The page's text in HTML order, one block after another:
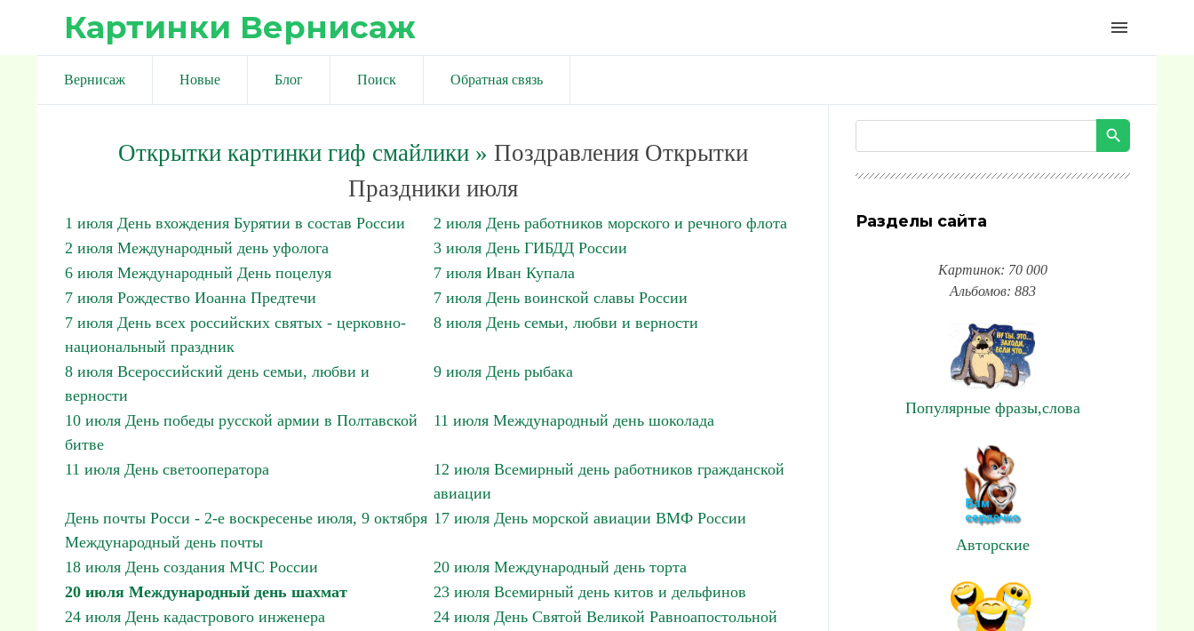
Картинки Вернисаж menu
Вернисаж Новые Блог Поиск Обратная связь
Открытки картинки гиф смайлики» Поздравления Открытки
Праздники июля
1 июля День вхождения Бурятии в состав России
2 июля День работников морского и речного флота
2 июля Международный день уфолога
3 июля День ГИБДД России
6 июля Международный День поцелуя
7 июля Иван Купала
7 июля Рождество Иоанна Предтечи
7 июля День воинской славы России
7 июля День всех российских святых - церковно-
национальный праздник
8 июля День семьи, любви и верности
8 июля Всероссийский день семьи, любви и
верности
9 июля День рыбака
10 июля День победы русской армии в Полтавской
битве
11 июля Международный день шоколада
11 июля День светооператора
12 июля Всемирный день работников гражданской
авиации
День почты Росси - 2-е воскресенье июля, 9 октября
Международный день почты
17 июля День морской авиации ВМФ России
18 июля День создания МЧС России
20 июля Международный день торта
20 июля Международный день шахмат
23 июля Всемирный день китов и дельфинов
24 июля День кадастрового инженера
24 июля День Святой Великой Равноапостольной
Разделы сайта
Картинок: 70 000
Альбомов: 883
Популярные фразы,слова
Авторские